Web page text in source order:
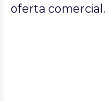
oferta comercial.